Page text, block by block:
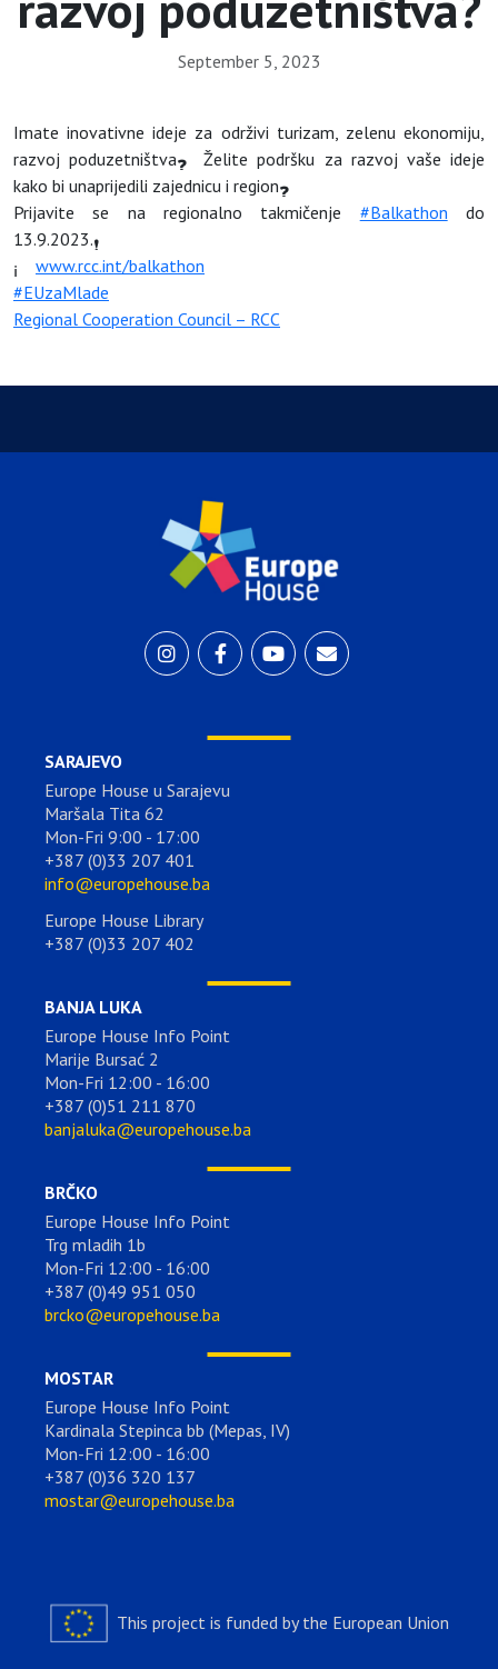
September 5, 2023
Imate inovativne ideje za održivi turizam, zelenu ekonomiju,
razvoj poduzetništva
Želite podršku za razvoj vaše ideje
kako bi unaprijedili zajednicu i region
Prijavite se na regionalno takmičenje #Balkathon do
13.9.2023.
www.rcc.int/balkathon
#EUzaMlade
Regional Cooperation Council – RCC
SARAJEVO
Europe House u Sarajevu
Maršala Tita 62
Mon-Fri 9:00 - 17:00
+387 (0)33 207 401
info@europehouse.ba
Europe House Library
+387 (0)33 207 402
BANJA LUKA
Europe House Info Point
Marije Bursać 2
Mon-Fri 12:00 - 16:00
+387 (0)51 211 870
banjaluka@europehouse.ba
BRČKO
Europe House Info Point
Trg mladih 1b
Mon-Fri 12:00 - 16:00
+387 (0)49 951 050
brcko@europehouse.ba
MOSTAR
Europe House Info Point
Kardinala Stepinca bb (Mepas, IV)
Mon-Fri 12:00 - 16:00
+387 (0)36 320 137
mostar@europehouse.ba
This project is funded by the European Union